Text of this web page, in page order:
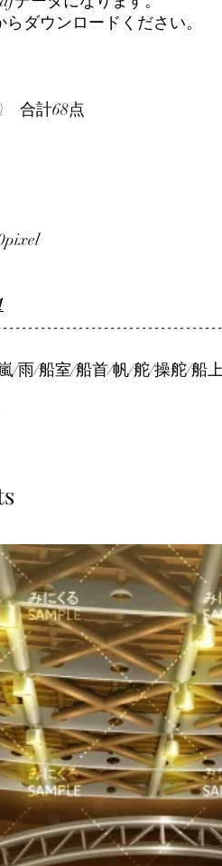
ダウンロードください。
) 合計68点
/雨/船室/船首/帆/舵/操舵/船